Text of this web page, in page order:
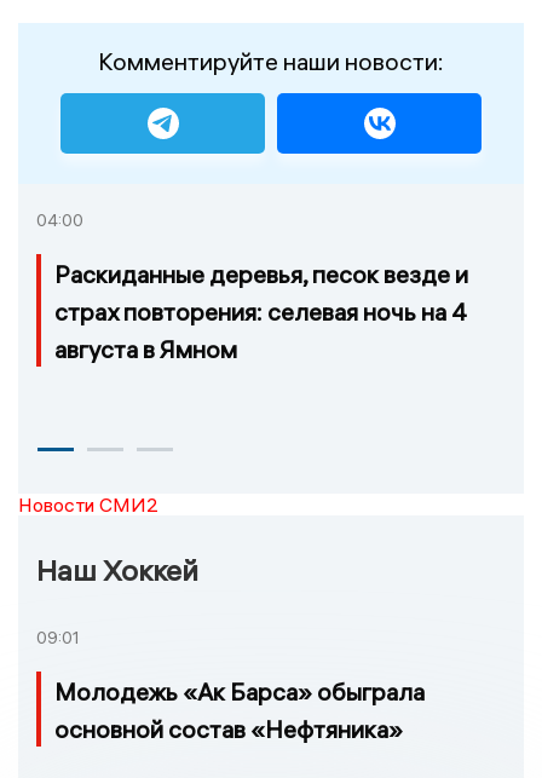
Комментируйте наши новости:
04:00
Раскиданные деревья, песок везде и
страх повторения: селевая ночь на 4
августа в Ямном
Новости СМИ2
Наш Хоккей
09:01
Молодежь «Ак Барса» обыграла
основной состав «Нефтяника»